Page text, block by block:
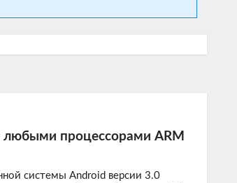
любыми процессорами ARM
системы Android версии 3.0